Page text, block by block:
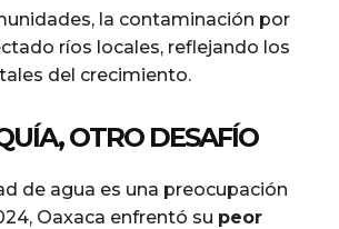
la contaminación por
ríos locales, reflejando los
del crecimiento.
OTRO DESAFÍO
de agua es una preocupación
Oaxaca enfrentó su peor